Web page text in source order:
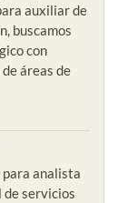
auxiliar de
buscamos
con
áreas de
analista
de servicios